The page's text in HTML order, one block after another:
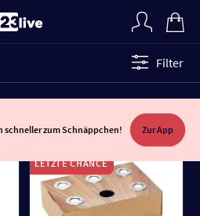
Filter
schneller zum Schnäppchen! Zur App
LETZTE CHANCE